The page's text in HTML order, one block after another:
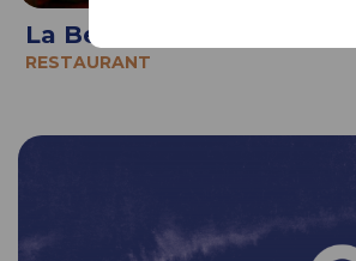
La Bergerie de Raphaël
RESTAURANT